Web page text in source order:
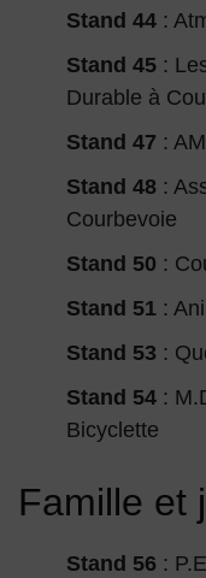
Stand 44 :
Stand 45 :
Durable à
Stand 47 :
Stand 48 :
Courbevoie
Stand 50 :
Stand 51 :
Stand 53 :
Stand 54 :
Bicyclette
Famille et
Stand 56 :